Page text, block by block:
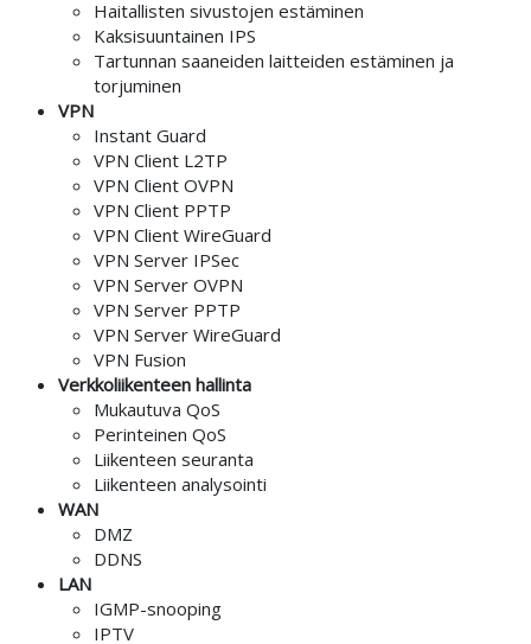
Haitallisten sivustojen estäminen
Kaksisuuntainen IPS
Tartunnan saaneiden laitteiden estäminen ja
torjuminen
VPN
Instant Guard
VPN Client L2TP
VPN Client OVPN
VPN Client PPTP
VPN Client WireGuard
VPN Server IPSec
VPN Server OVPN
VPN Server PPTP
VPN Server WireGuard
VPN Fusion
Verkkoliikenteen hallinta
Mukautuva QoS
Perinteinen QoS
Liikenteen seuranta
Liikenteen analysointi
WAN
DMZ
DDNS
LAN
IGMP-snooping
IPTV